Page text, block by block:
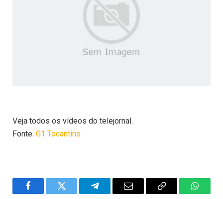
Veja todos os vídeos do telejornal.
Fonte: G1 Tocantins
FacebookTwitter TelegramEmail
Copy